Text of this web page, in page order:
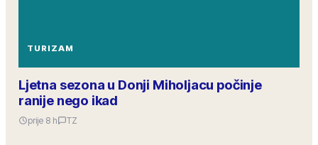
TURIZAM
Ljetna sezona u Donji Miholjacu počinje
ranije nego ikad
prije 8 h TZ